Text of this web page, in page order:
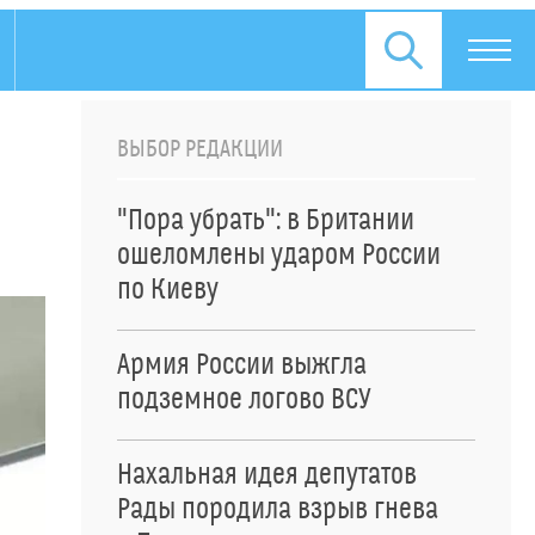
ВЫБОР РЕДАКЦИИ
"Пора убрать": в Британии
ошеломлены ударом России
по Киеву
Армия России выжгла
подземное логово ВСУ
Нахальная идея депутатов
Рады породила взрыв гнева